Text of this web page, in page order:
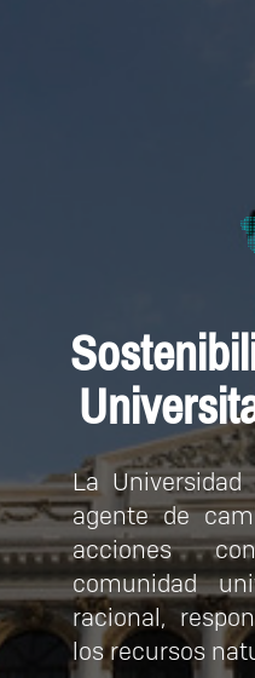
La
agente de
acciones
comunidad
racional,
los recursos